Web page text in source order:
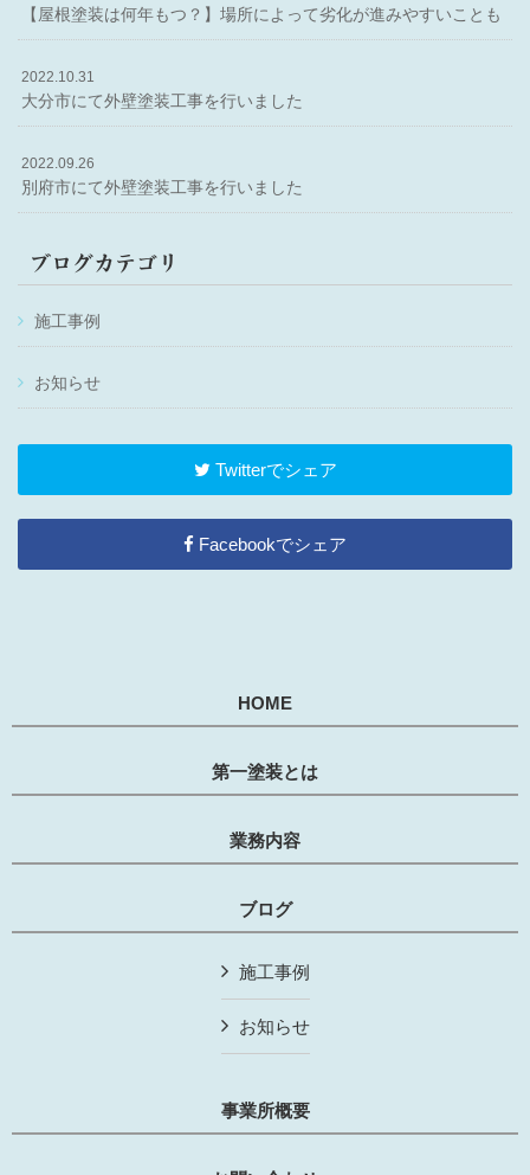
【屋根塗装は何年もつ？】場所によって劣化が進みやすいことも
2022.10.31
大分市にて外壁塗装工事を行いました
2022.09.26
別府市にて外壁塗装工事を行いました
ブログカテゴリ
施工事例
お知らせ
Twitterでシェア
Facebookでシェア
HOME
第一塗装とは
業務内容
ブログ
施工事例
お知らせ
事業所概要